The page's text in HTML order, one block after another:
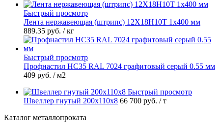
Быстрый просмотр
Лента нержавеющая (штрипс) 12Х18Н10Т 1х400 мм
889.35 руб. / кг
Быстрый просмотр
Профнастил НС35 RAL 7024 графитовый серый 0.55 мм
409 руб. / м2
Быстрый просмотр
Швеллер гнутый 200х110х8 66 700 руб. / т
Каталог металлопроката